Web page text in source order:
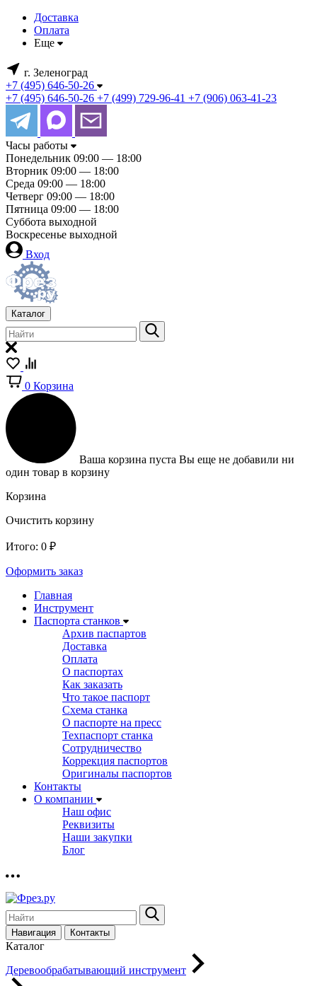
Доставка
Оплата
Еще
г. Зеленоград
+7 (495) 646-50-26
+7 (495) 646-50-26 +7 (499) 729-96-41 +7 (906) 063-41-23
Часы работы
Понедельник 09:00 — 18:00
Вторник 09:00 — 18:00
Среда 09:00 — 18:00
Четверг 09:00 — 18:00
Пятница 09:00 — 18:00
Суббота выходной
Воскресенье выходной
Вход
Каталог
0 Корзина
Ваша корзина пуста Вы еще не добавили ни
один товар в корзину
Корзина
Очистить корзину
Итого: 0 ₽
Оформить заказ
Главная
Инструмент
Паспорта станков
Архив паспартов
Доставка
Оплата
О паспортах
Как заказать
Что такое паспорт
Схема станка
О паспорте на пресс
Техпаспорт станка
Сотрудничество
Коррекция паспортов
Оригиналы паспортов
Контакты
О компании
Наш офис
Реквизиты
Наши закупки
Блог
Навигация Контакты
Каталог
Деревообрабатывающий инструмент